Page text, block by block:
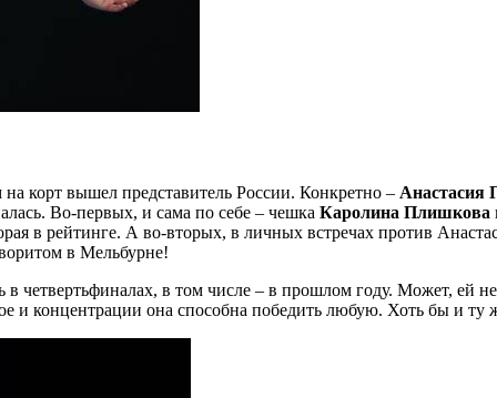
корт вышел представитель России. Конкретно – Анастасия
Во-первых, и сама по себе – чешка Каролина Плишкова
в рейтинге. А во-вторых, в личных встречах против
в Мельбурне!
четвертьфиналах, в том числе – в прошлом году. Может, ей
и концентрации она способна победить любую. Хоть бы и ту